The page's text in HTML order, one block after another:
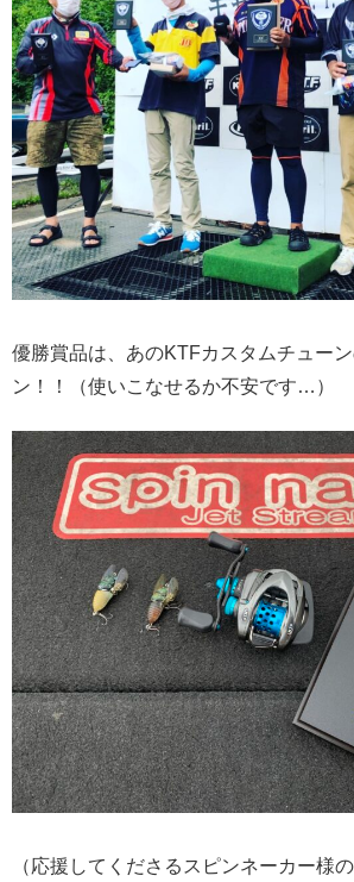
優勝賞品は、あのKTFカスタムチュー
ン！！（使いこなせるか不安です…）
（応援してくださるスピンネーカー様